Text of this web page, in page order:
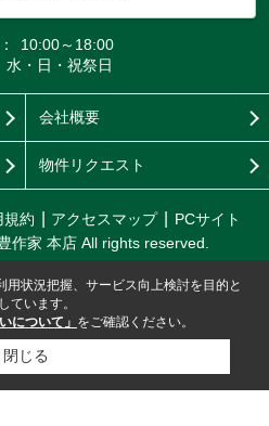
10:00～18:00
水・日・祝祭日
会社概要
物件リクエスト
規約 アクセスマップ
PCサイト
作家 本店 All rights reserved.
状況把握、サービス向上検討を目的と
ています。
について」 をご確認ください。
閉じる